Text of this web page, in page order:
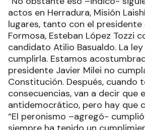
actos en Herradura, Misión
lugares, tanto con el presidente
Formosa, Esteban López Tozzi
candidato Atilio Basualdo. La
cumplirla. Estamos
presidente Javier Milei no
Constitución. Después, cuando
consecuencias, van a decir que
antidemocrático, pero hay que
“El peronismo –agregó-